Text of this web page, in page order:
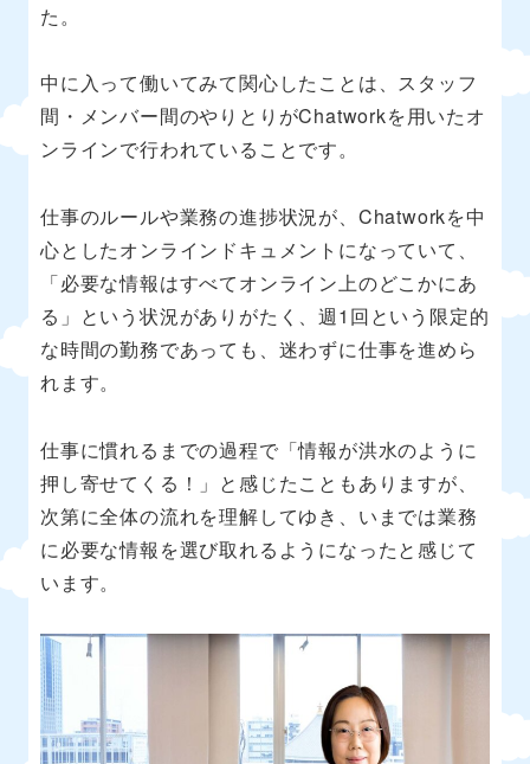
た。
中に入って働いてみて関心したことは、スタッフ
間・メンバー間のやりとりがChatworkを用いたオ
ンラインで行われていることです。
仕事のルールや業務の進捗状況が、Chatworkを中
心としたオンラインドキュメントになっていて、
「必要な情報はすべてオンライン上のどこかにあ
る」という状況がありがたく、週1回という限定的
な時間の勤務であっても、迷わずに仕事を進めら
れます。
仕事に慣れるまでの過程で「情報が洪水のように
押し寄せてくる！」と感じたこともありますが、
次第に全体の流れを理解してゆき、いまでは業務
に必要な情報を選び取れるようになったと感じて
います。